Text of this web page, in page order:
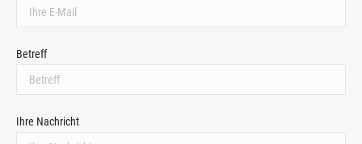
Betreff
Ihre Nachricht